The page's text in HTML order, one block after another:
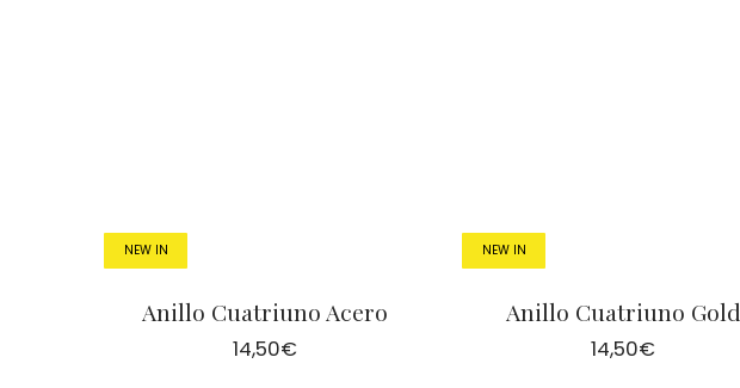
NEW IN
Anillo Cuatriuno Acero
14,50€
NEW IN
Anillo Cuatriuno Gold
14,50€